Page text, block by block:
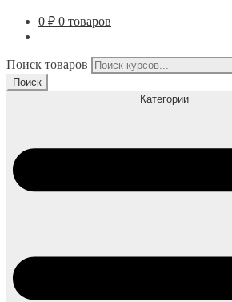
0 ₽ 0 товаров
Поиск товаров
Поиск
Категории